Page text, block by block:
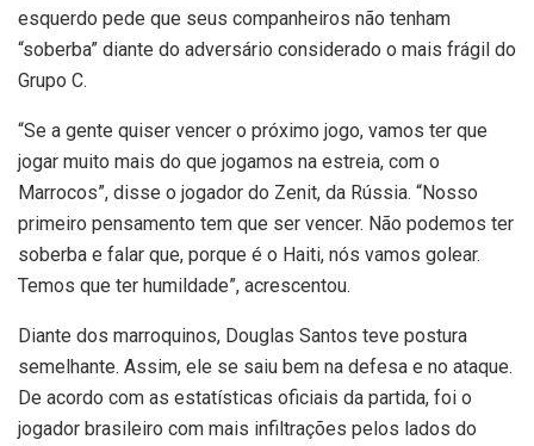
esquerdo pede que seus companheiros não tenham
“soberba” diante do adversário considerado o mais frágil do
Grupo C.
“Se a gente quiser vencer o próximo jogo, vamos ter que
jogar muito mais do que jogamos na estreia, com o
Marrocos”, disse o jogador do Zenit, da Rússia. “Nosso
primeiro pensamento tem que ser vencer. Não podemos ter
soberba e falar que, porque é o Haiti, nós vamos golear.
Temos que ter humildade”, acrescentou.
Diante dos marroquinos, Douglas Santos teve postura
semelhante. Assim, ele se saiu bem na defesa e no ataque.
De acordo com as estatísticas oficiais da partida, foi o
jogador brasileiro com mais infiltrações pelos lados do